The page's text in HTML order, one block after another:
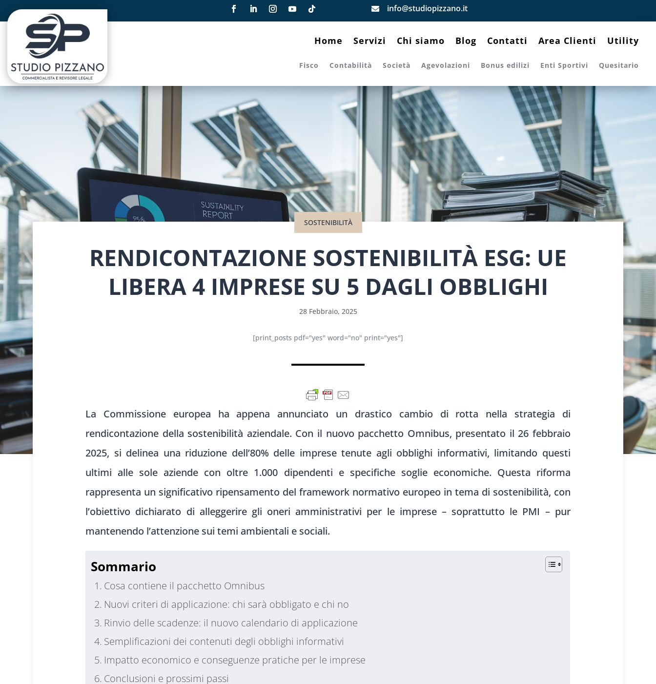
 info@studiopizzano.it
Home Servizi Chi siamo Blog Contatti Area Clienti Utility
Fisco Contabilità Società Agevolazioni Bonus edilizi Enti Sportivi Quesitario
SOSTENIBILITÀ
RENDICONTAZIONE SOSTENIBILITÀ ESG: UE
LIBERA 4 IMPRESE SU 5 DAGLI OBBLIGHI
28 Febbraio, 2025
[print_posts pdf="yes" word="no" print="yes"]
La Commissione europea ha appena annunciato un drastico cambio di rotta nella strategia di
rendicontazione della sostenibilità aziendale. Con il nuovo pacchetto Omnibus, presentato il 26 febbraio
2025, si delinea una riduzione dell’80% delle imprese tenute agli obblighi informativi, limitando questi
ultimi alle sole aziende con oltre 1.000 dipendenti e specifiche soglie economiche. Questa riforma
rappresenta un significativo ripensamento del framework normativo europeo in tema di sostenibilità, con
l’obiettivo dichiarato di alleggerire gli oneri amministrativi per le imprese – soprattutto le PMI – pur
mantenendo l’attenzione sui temi ambientali e sociali.
Sommario
Cosa contiene il pacchetto Omnibus
Nuovi criteri di applicazione: chi sarà obbligato e chi no
Rinvio delle scadenze: il nuovo calendario di applicazione
Semplificazioni dei contenuti degli obblighi informativi
Impatto economico e conseguenze pratiche per le imprese
Conclusioni e prossimi passi